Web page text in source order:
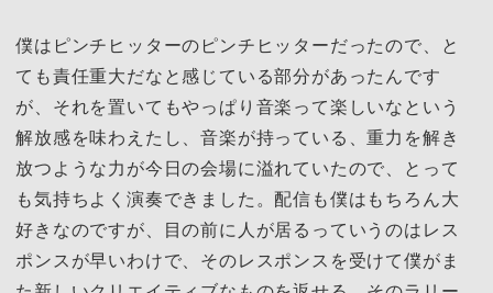
僕はピンチヒッターのピンチヒッターだったので、と
ても責任重大だなと感じている部分があったんです
が、それを置いてもやっぱり音楽って楽しいなという
解放感を味わえたし、音楽が持っている、重力を解き
放つような力が今日の会場に溢れていたので、とって
も気持ちよく演奏できました。配信も僕はもちろん大
好きなのですが、目の前に人が居るっていうのはレス
ポンスが早いわけで、そのレスポンスを受けて僕がま